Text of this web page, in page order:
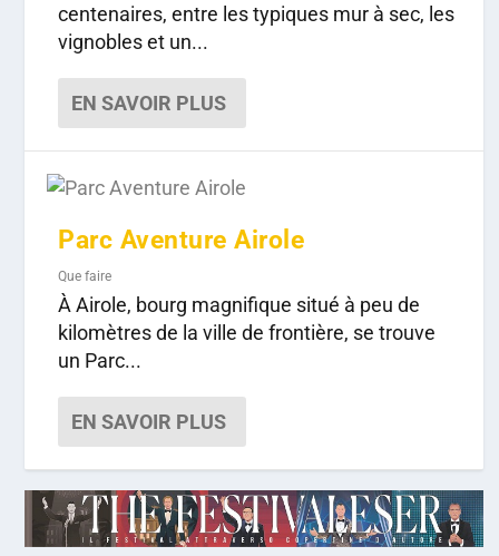
centenaires, entre les typiques mur à sec, les
vignobles et un...
EN SAVOIR PLUS
Parc Aventure Airole
Que faire
À Airole, bourg magnifique situé à peu de
kilomètres de la ville de frontière, se trouve
un Parc...
EN SAVOIR PLUS